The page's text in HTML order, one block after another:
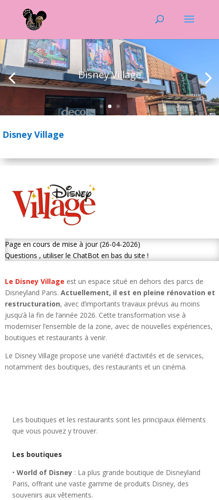
Disney Village
Disney Village
Page en cours de mise à jour (26-04-2026)
Questions , utiliser le ChatBot en bas du site !
Le Disney Village est un espace situé en dehors des parcs de
Disneyland Paris. Actuellement, il est en pleine rénovation et
restructuration, avec d’importants travaux prévus au moins
jusqu’à la fin de l’année 2026. Cette transformation vise à
moderniser l’ensemble de la zone, avec de nouvelles expériences,
boutiques et restaurants à venir.
Le Disney Village propose une variété d’activités et de services,
notamment des boutiques, des restaurants et un cinéma.
Les boutiques et les restaurants sont les principaux éléments
que vous pouvez y trouver.
Les boutiques
• World of Disney : La plus grande boutique de Disneyland
Paris, offrant une vaste gamme de produits Disney, des
souvenirs aux vêtements.